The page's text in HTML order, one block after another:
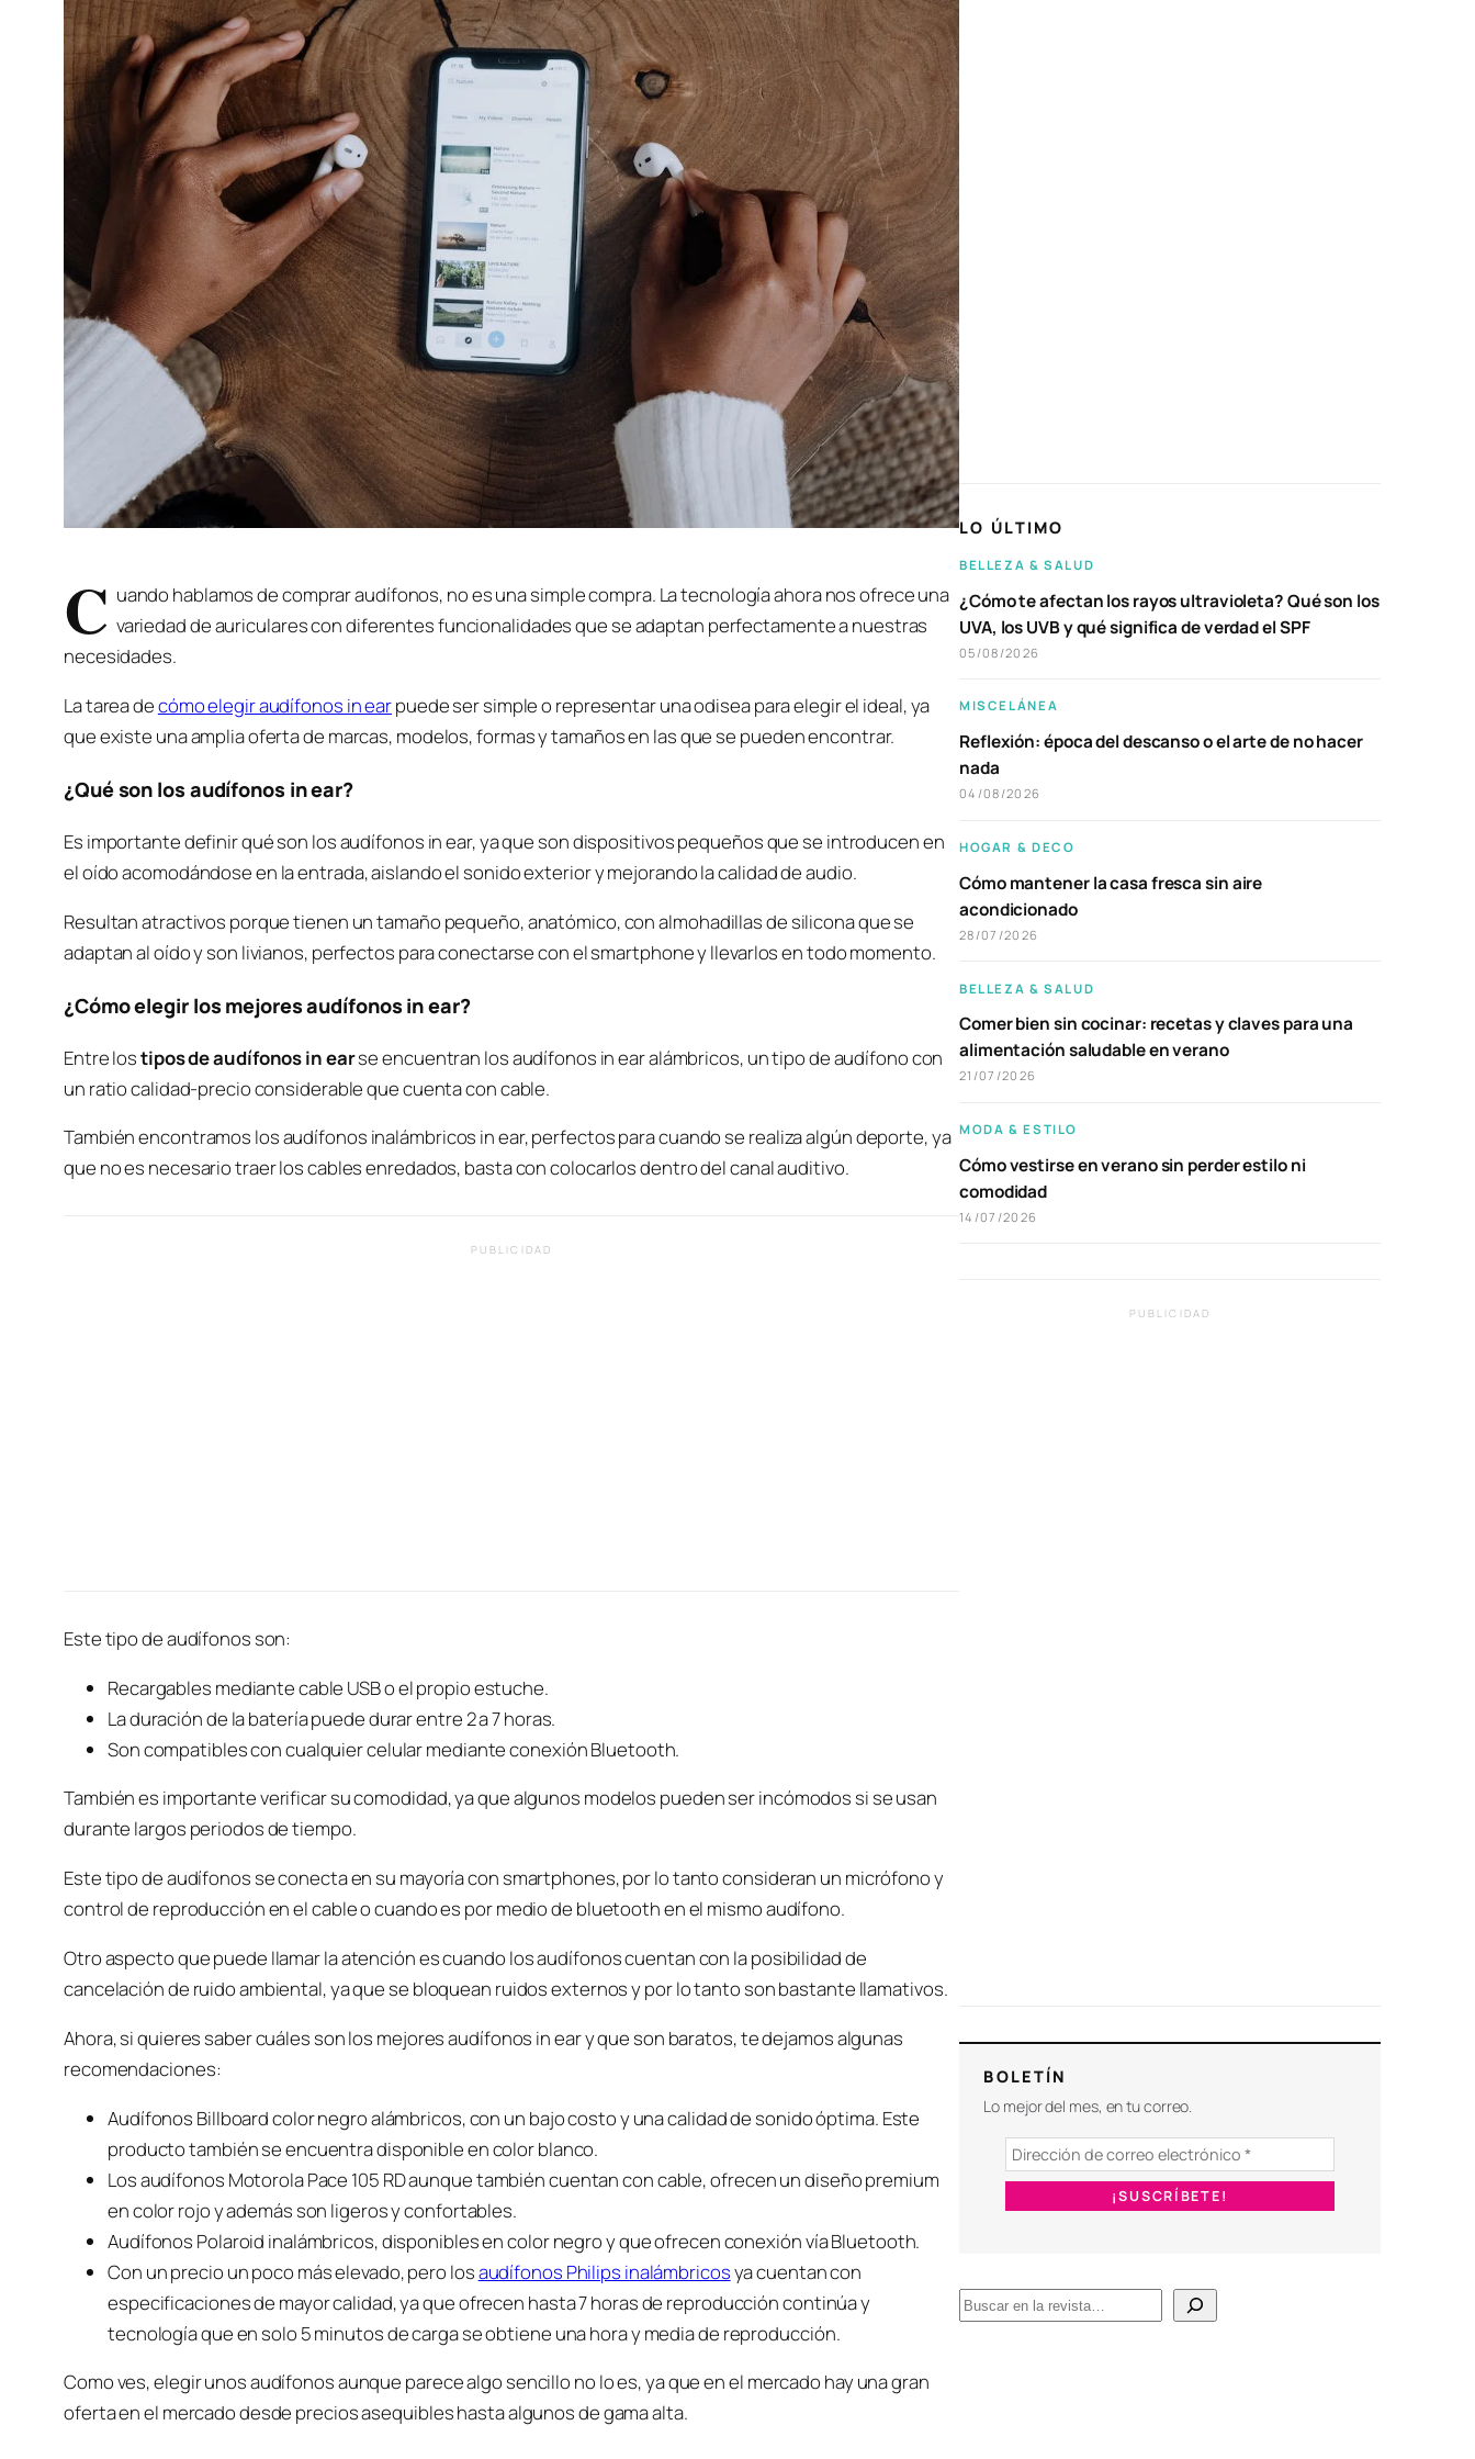
C uando hablamos de comprar audífonos, no es una simple compra. La tecnología ahora nos ofrece una
variedad de auriculares con diferentes funcionalidades que se adaptan perfectamente a nuestras
necesidades.
La tarea decómo elegir audífonos in earpuede ser simple o representar una odisea para elegir el ideal, ya
que existe una amplia oferta de marcas, modelos, formas y tamaños en las que se pueden encontrar.
¿Qué son los audífonos in ear?
Es importante definir qué son los audífonos in ear, ya que son dispositivos pequeños que se introducen en
el oído acomodándose en la entrada, aislando el sonido exterior y mejorando la calidad de audio.
Resultan atractivos porque tienen un tamaño pequeño, anatómico, con almohadillas de silicona que se
adaptan al oído y son livianos, perfectos para conectarse con el smartphone y llevarlos en todo momento.
¿Cómo elegir los mejores audífonos in ear?
Entre lostipos de audífonos in earse encuentran los audífonos in ear alámbricos, un tipo de audífono con
un ratio calidad-precio considerable que cuenta con cable.
También encontramos los audífonos inalámbricos in ear, perfectos para cuando se realiza algún deporte, ya
que no es necesario traer los cables enredados, basta con colocarlos dentro del canal auditivo.
PUBLICIDAD
Este tipo de audífonos son:
Recargables mediante cable USB o el propio estuche.
La duración de la batería puede durar entre 2 a 7 horas.
Son compatibles con cualquier celular mediante conexión Bluetooth.
También es importante verificar su comodidad, ya que algunos modelos pueden ser incómodos si se usan
durante largos periodos de tiempo.
Este tipo de audífonos se conecta en su mayoría con smartphones, por lo tanto consideran un micrófono y
control de reproducción en el cable o cuando es por medio de bluetooth en el mismo audífono.
Otro aspecto que puede llamar la atención es cuando los audífonos cuentan con la posibilidad de
cancelación de ruido ambiental, ya que se bloquean ruidos externos y por lo tanto son bastante llamativos.
Ahora, si quieres saber cuáles son los mejores audífonos in ear y que son baratos, te dejamos algunas
recomendaciones:
Audífonos Billboard color negro alámbricos, con un bajo costo y una calidad de sonido óptima. Este
producto también se encuentra disponible en color blanco.
Los audífonos Motorola Pace 105 RD aunque también cuentan con cable, ofrecen un diseño premium
en color rojo y además son ligeros y confortables.
Audífonos Polaroid inalámbricos, disponibles en color negro y que ofrecen conexión vía Bluetooth.
Con un precio un poco más elevado, pero losaudífonos Philips inalámbricosya cuentan con
especificaciones de mayor calidad, ya que ofrecen hasta 7 horas de reproducción continúa y
tecnología que en solo 5 minutos de carga se obtiene una hora y media de reproducción.
Como ves, elegir unos audífonos aunque parece algo sencillo no lo es, ya que en el mercado hay una gran
oferta en el mercado desde precios asequibles hasta algunos de gama alta.
LO ÚLTIMO
BELLEZA & SALUD
¿Cómo te afectan los rayos ultravioleta? Qué son los
UVA, los UVB y qué significa de verdad el SPF
05/08/2026
MISCELÁNEA
Reflexión: época del descanso o el arte de no hacer
nada
04/08/2026
HOGAR & DECO
Cómo mantener la casa fresca sin aire
acondicionado
28/07/2026
BELLEZA & SALUD
Comer bien sin cocinar: recetas y claves para una
alimentación saludable en verano
21/07/2026
MODA & ESTILO
Cómo vestirse en verano sin perder estilo ni
comodidad
14/07/2026
PUBLICIDAD
BOLETÍN
Lo mejor del mes, en tu correo.
B